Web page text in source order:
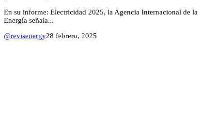
En su informe: Electricidad 2025, la Agencia Internacional de la
Energía señala...
@revisenergy28 febrero, 2025